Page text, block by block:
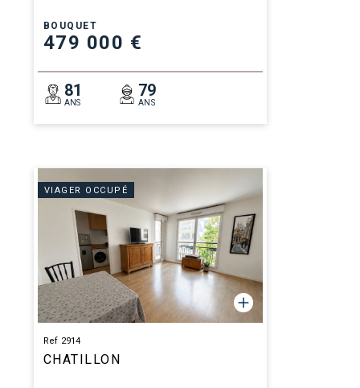
BOUQUET
479 000 €
81
ANS
79
ANS
VIAGER OCCUPÉ
Ref 2914
CHATILLON